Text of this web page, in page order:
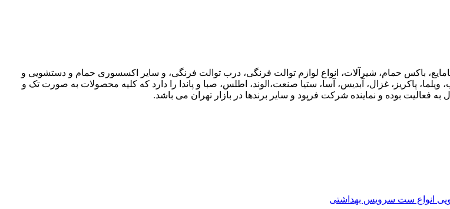
باکس حمام، شیرآلات، انواع لوازم توالت فرنگی، درب توالت فرنگی، و سایر اکسسوری حمام و دستشویی و
پاکریز، غزال، آبدیس، آسا، ستیا صنعت،الوند، اطلس، صبا و پاندا را دارد که کلیه محصولات به صورت تک و
فعالیت بوده و نماینده شرکت فرپود و سایر برندها در بازار تهران می باشد.
انواع ست سرویس بهداشتی